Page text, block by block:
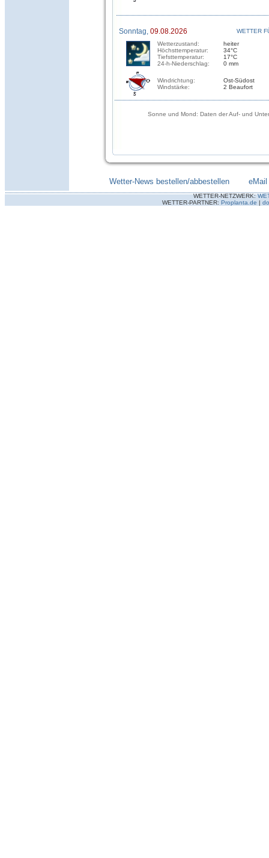
Sonntag, 09.08.2026
WETTER
Wetterzustand:
Höchsttemperatur:
Tiefsttemperatur:
24-h-Niederschlag:
heiter
34°C
17°C
0 mm
Windrichtung:
Windstärke:
Ost-Südost
2 Beaufort
Sonne und Mond: Daten der Auf- und
Wetter-News bestellen/abbestellen eMail
WETTER-NETZWERK:
WETTER-PARTNER: Proplanta.de |